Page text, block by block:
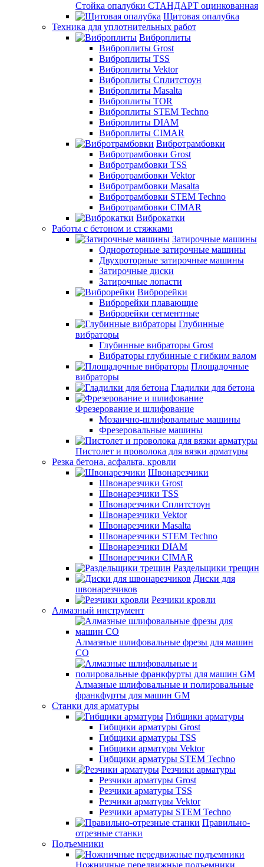
Стойка опалубки СТАНДАРТ оцинкованная
Щитовая опалубка
Техника для уплотнительных работ
Виброплиты
Виброплиты Grost
Виброплиты TSS
Виброплиты Vektor
Виброплиты Сплитстоун
Виброплиты Masalta
Виброплиты TOR
Виброплиты STEM Techno
Виброплиты DIAM
Виброплиты CIMAR
Вибротрамбовки
Вибротрамбовки Grost
Вибротрамбовки TSS
Вибротрамбовки Vektor
Вибротрамбовки Masalta
Вибротрамбовки STEM Techno
Вибротрамбовки CIMAR
Виброкатки
Работы с бетоном и стяжками
Затирочные машины
Однороторные затирочные машины
Двухроторные затирочные машины
Затирочные диски
Затирочные лопасти
Виброрейки
Виброрейки плавающие
Виброрейки сегментные
Глубинные
вибраторы
Глубинные вибраторы Grost
Вибраторы глубинные с гибким валом
Площадочные
вибраторы
Гладилки для бетона
Фрезерование и шлифование
Мозаично-шлифовальные машины
Фрезеровальные машины
Пистолет и проволока для вязки арматуры
Резка бетона, асфальта, кровли
Швонарезчики
Швонарезчики Grost
Швонарезчики TSS
Швонарезчики Сплитстоун
Швонарезчики Vektor
Швонарезчики Masalta
Швонарезчики STEM Techno
Швонарезчики DIAM
Швонарезчики CIMAR
Раздельщики трещин
Диски для
швонарезчиков
Резчики кровли
Алмазный инструмент
Алмазные шлифовальные фрезы для машин
СО
Алмазные шлифовальные и полировальные
франкфурты для машин GM
Станки для арматуры
Гибщики арматуры
Гибщики арматуры Grost
Гибщики арматуры TSS
Гибщики арматуры Vektor
Гибщики арматуры STEM Techno
Резчики арматуры
Резчики арматуры Grost
Резчики арматуры TSS
Резчики арматуры Vektor
Резчики арматуры STEM Techno
Правильно-
отрезные станки
Подъемники
Ножничные передвижные подъемники